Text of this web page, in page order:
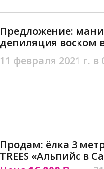
Предложение:
депиляция воском
11 февраля 2021 г. в
Продам: ёлка 3
TREES «Альпийс в